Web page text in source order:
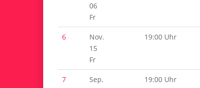
06
Fr
6
Nov.
15
Fr
19:00 Uhr
7
Sep.
19:00 Uhr